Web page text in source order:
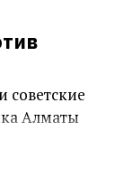
советские
Алматы